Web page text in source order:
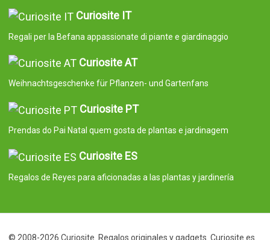
Curiosite IT
Regali per la Befana appassionate di piante e giardinaggio
Curiosite AT
Weihnachtsgeschenke für Pflanzen- und Gartenfans
Curiosite PT
Prendas do Pai Natal quem gosta de plantas e jardinagem
Curiosite ES
Regalos de Reyes para aficionadas a las plantas y jardinería
© 2008-2026 Curiosite. Regalos originales y gadgets. Curiosite es